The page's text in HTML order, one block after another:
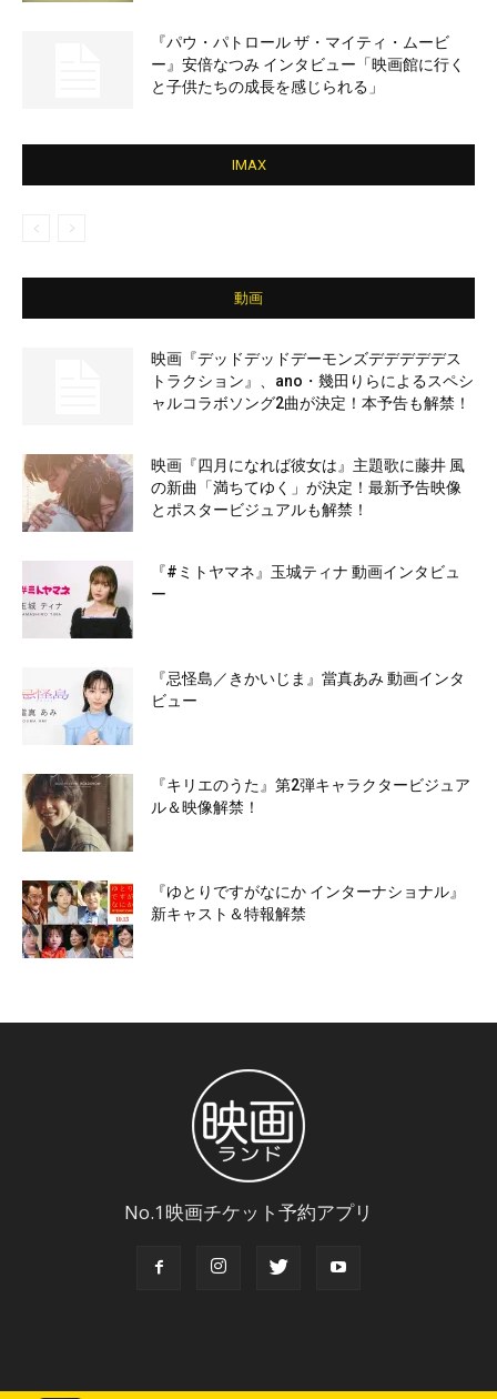
『パウ・パトロール ザ・マイティ・ムービ
ー』安倍なつみ インタビュー「映画館に行く
と子供たちの成長を感じられる」
IMAX
動画
映画『デッドデッドデーモンズデデデデデス
トラクション』、ano・幾田りらによるスペシ
ャルコラボソング2曲が決定！本予告も解禁！
映画『四月になれば彼女は』主題歌に藤井 風
の新曲「満ちてゆく」が決定！最新予告映像
とポスタービジュアルも解禁！
『#ミトヤマネ』玉城ティナ 動画インタビュ
ー
『忌怪島／きかいじま』當真あみ 動画インタ
ビュー
『キリエのうた』第2弾キャラクタービジュア
ル＆映像解禁！
『ゆとりですがなにか インターナショナル』
新キャスト＆特報解禁
No.1映画チケット予約アプリ